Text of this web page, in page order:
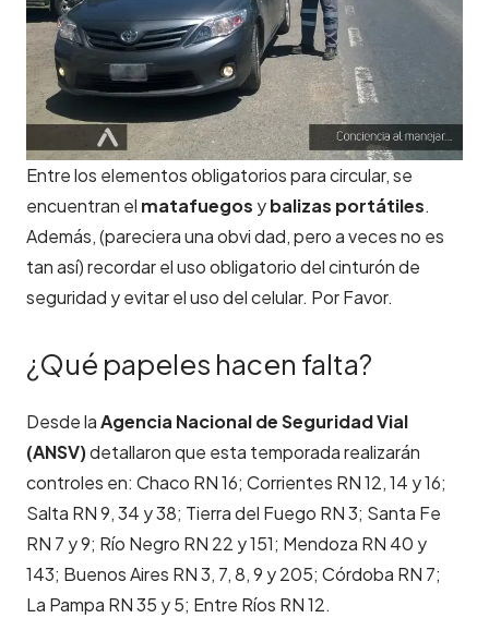
Entre los elementos obligatorios para circular, se
encuentran el matafuegos ybalizas portátiles.
Además, (pareciera una obvi dad, pero a veces no es
tan así) recordar el uso obligatorio del cinturón de
seguridad y evitar el uso del celular. Por Favor.
¿Qué papeles hacen falta?
Desde laAgencia Nacional de Seguridad Vial
(ANSV)detallaron que esta temporada realizarán
controles en: Chaco RN 16; Corrientes RN 12, 14 y 16;
Salta RN 9, 34 y 38; Tierra del Fuego RN 3; Santa Fe
RN 7 y 9; Río Negro RN 22 y 151; Mendoza RN 40 y
143; Buenos Aires RN 3, 7, 8, 9 y 205; Córdoba RN 7;
La Pampa RN 35 y 5; Entre Ríos RN 12.